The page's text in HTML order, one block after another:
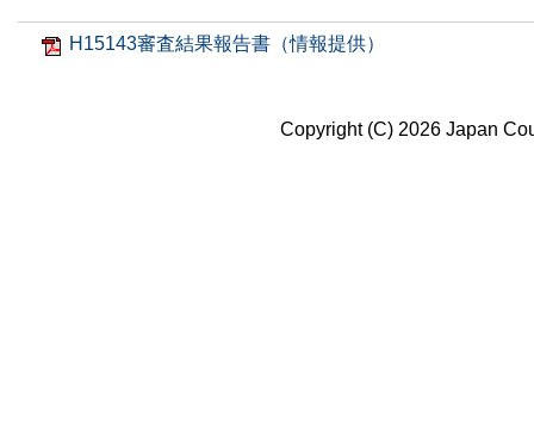
H15143審査結果報告書（情報提供）
Copyright (C) 2026 Japan